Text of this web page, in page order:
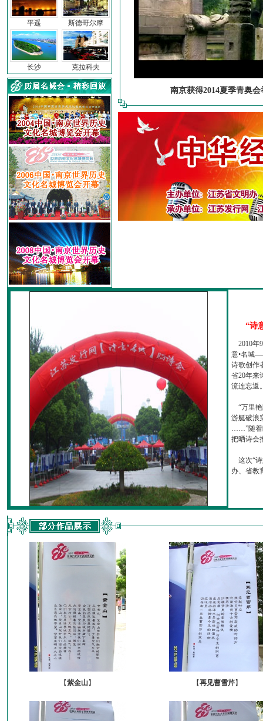
平遥
长沙
斯德哥尔摩
克拉科夫
南京获得2014夏季青奥会
“诗
2010年
意•名城
诗歌创作
省20年来
流连忘返
“万里艳
游艇破浪
……”随着
把晒诗会
这次“诗
办、省教
【紫金山】 【再见曹雪芹】